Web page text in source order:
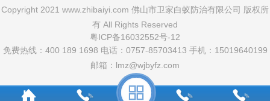
卫豹·10%吡虫啉悬浮剂
非驱避性剂型，无刺激气味，可杀可防，
具有胃毒和触杀作用...
Copyright 2021 www.zhibaiyi.com 佛山市卫家白蚁防治有限公司 版权所
有 All Rights Reserved
粤ICP备16032552号-12
免费热线：400 189 1698 电话：0757-85703413 手机：15019640199
邮箱：lmz@wjbyfz.com